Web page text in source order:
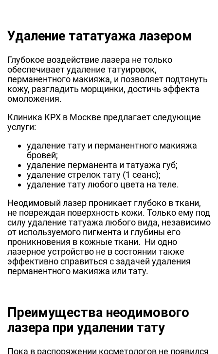
Удаление тататуажа лазером
Глубокое воздействие лазера не только
обеспечивает удаление татуировок,
перманентного макияжа, и позволяет подтянуть
кожу, разгладить морщинки, достичь эффекта
омоложения.
Клиника КРХ в Москве предлагает следующие
услуги:
удаление тату и перманентного макияжа
бровей;
удаление перманента и татуажа губ;
удаление стрелок тату (1 сеанс);
удаление тату любого цвета на теле.
Неодимовый лазер проникает глубоко в ткани,
не повреждая поверхность кожи. Только ему под
силу удаление татуажа любого вида, независимо
от используемого пигмента и глубины его
проникновения в кожные ткани. Ни одно
лазерное устройство не в состоянии также
эффективно справиться с задачей удаления
перманентного макияжа или тату.
Преимущества неодимового
лазера при удалении тату
Пока в распоряжении косметологов не появился